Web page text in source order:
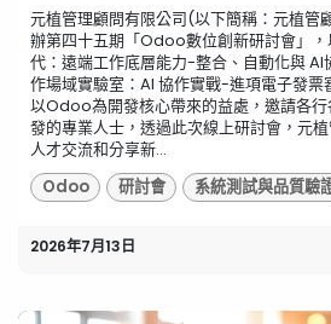
元植管理顧問有限公司(以下簡稱：元植管
辦第四十五期「Odoo數位創新研討會」
代：遠端工作底層能力-整合、自動化與 AI
作場域實驗室：AI 協作實戰-進項電子發票
以Odoo為開發核心帶來的益處，邀請各
發的專業人士，透過此次線上研討會，元
人才交流和分享新...
Odoo
研討會 系統測試與品質驗
2026年7月13日